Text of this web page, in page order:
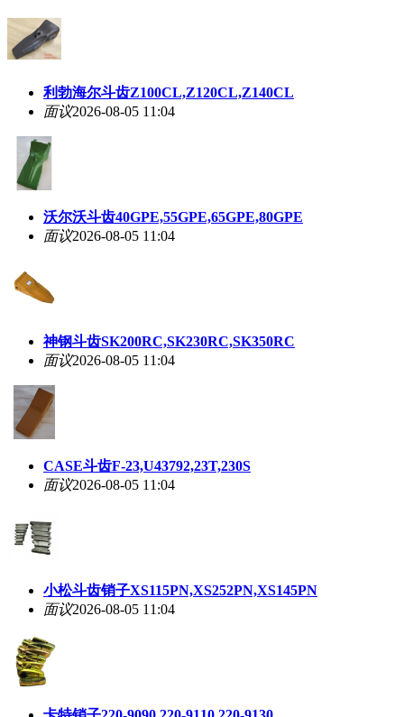
利勃海尔斗齿Z100CL,Z120CL,Z140CL
面议2026-08-05 11:04
沃尔沃斗齿40GPE,55GPE,65GPE,80GPE
面议2026-08-05 11:04
神钢斗齿SK200RC,SK230RC,SK350RC
面议2026-08-05 11:04
CASE斗齿F-23,U43792,23T,230S
面议2026-08-05 11:04
小松斗齿销子XS115PN,XS252PN,XS145PN
面议2026-08-05 11:04